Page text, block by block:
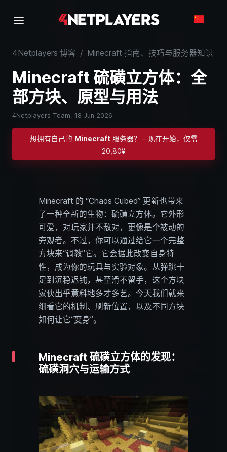
4Netplayers 博客 / Minecraft 指南、技巧与服务器知识
Minecraft 硫磺立方体：全
部方块、原型与用法
4Netplayers Team, 18 Jun 2026
想拥有自己的 Minecraft服务器？ - 现在开始，仅需
20,80¥
Minecraft 的 “Chaos Cubed” 更新也带来
了一种全新的生物：硫磺立方体。它外形
可爱，对玩家并不敌对，更像是个被动的
旁观者。不过，你可以通过给它一个完整
方块来“调教”它。它会据此改变自身特
性，成为你的玩具与实验对象。从弹跳十
足到沉稳迟钝，甚至滑不留手，这个方块
家伙出乎意料地多才多艺。今天我们就来
细看它的机制、刷新位置，以及不同方块
如何让它“变身”。
Minecraft 硫磺立方体的发现：
硫磺洞穴与运输方式